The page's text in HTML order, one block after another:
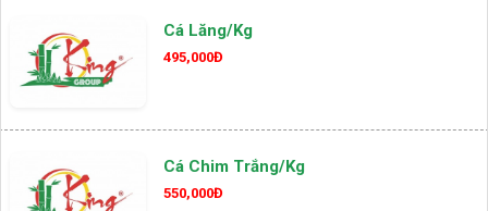
Cá Lăng/kg
495,000Đ
Cá Chim Trắng/kg
550,000Đ